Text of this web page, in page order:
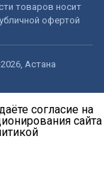
товаров носит
офертой
Астана
согласие на
сайта